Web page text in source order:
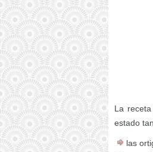
La
estado
las